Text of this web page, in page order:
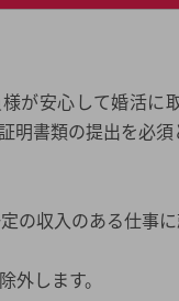
が安心して婚活に
明書類の提出を必須
の収入のある仕事に
します。